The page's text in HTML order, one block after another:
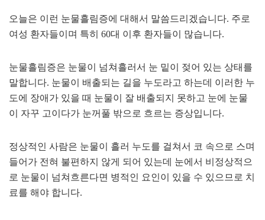
오늘은 이런 눈물흘림증에 대해서 말씀드리겠습니다. 주로
여성 환자들이며 특히 60대 이후 환자들이 많습니다.
눈물흘림증은 눈물이 넘쳐흘러서 눈 밑이 젖어 있는 상태를
말합니다. 눈물이 배출되는 길을 누도라고 하는데 이러한 누
도에 장애가 있을 때 눈물이 잘 배출되지 못하고 눈에 눈물
이 자꾸 고이다가 눈꺼풀 밖으로 흐르는 증상입니다.
정상적인 사람은 눈물이 흘러 누도를 걸쳐서 코 속으로 스며
들어가 전혀 불편하지 않게 되어 있는데 눈에서 비정상적으
로 눈물이 넘쳐흐른다면 병적인 요인이 있을 수 있으므로 치
료를 해야 합니다.